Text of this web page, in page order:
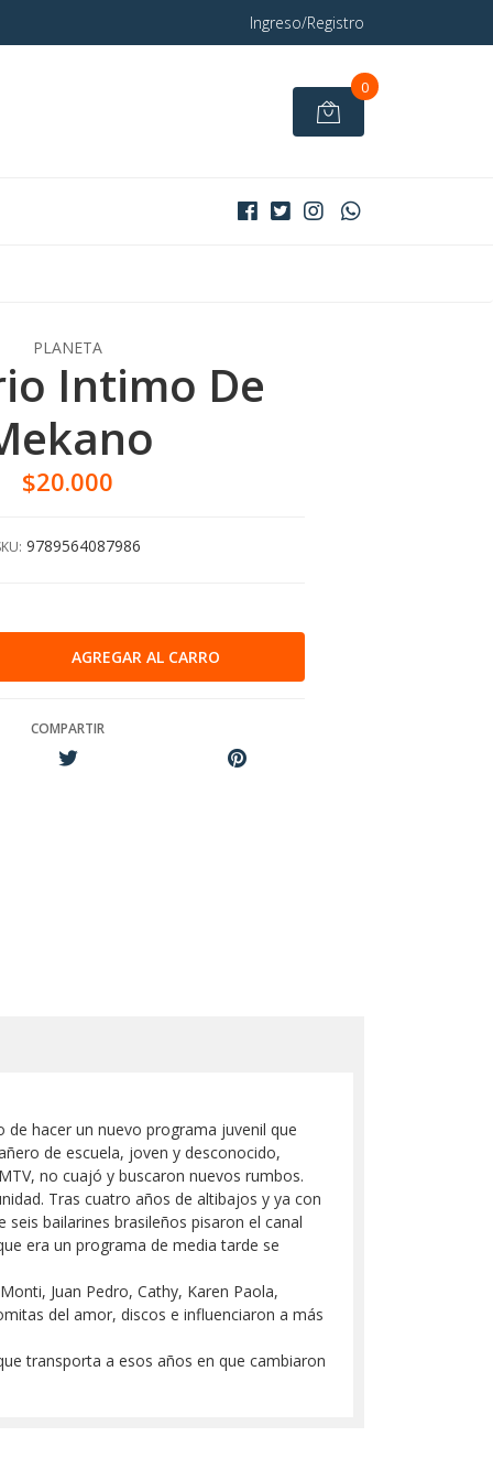
Ingreso/Registro
0
PLANETA
Intimo De
$20.000
9789564087986
COMPARTIR
hacer un nuevo programa juvenil que
de escuela, joven y desconocido,
no cuajó y buscaron nuevos rumbos.
Tras cuatro años de altibajos y ya con
bailarines brasileños pisaron el canal
era un programa de media tarde se
Juan Pedro, Cathy, Karen Paola,
del amor, discos e influenciaron a más
transporta a esos años en que cambiaron